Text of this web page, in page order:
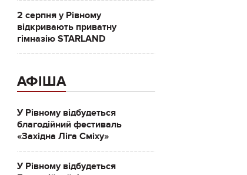
2 серпня у Рівному
відкривають приватну
гімназію STARLAND
АФІША
У Рівному відбудеться
благодійний фестиваль
«Західна Ліга Сміху»
У Рівному відбудеться